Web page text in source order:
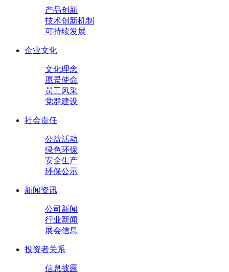
产品创新
技术创新机制
可持续发展
企业文化
文化理念
愿景使命
员工风采
党群建设
社会责任
公益活动
绿色环保
安全生产
环保公示
新闻资讯
公司新闻
行业新闻
展会信息
投资者关系
信息披露